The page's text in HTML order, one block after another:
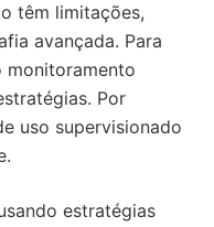
têm limitações,
avançada. Para
monitoramento
Por
uso supervisionado
estratégias